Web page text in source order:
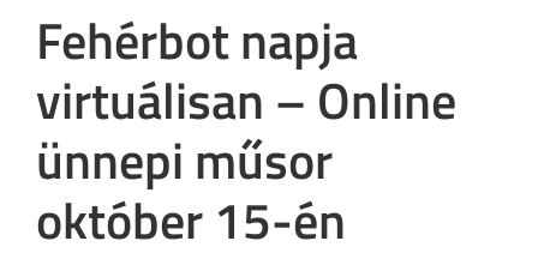
Fehérbot napja
virtuálisan – Online
ünnepi műsor
október 15-én